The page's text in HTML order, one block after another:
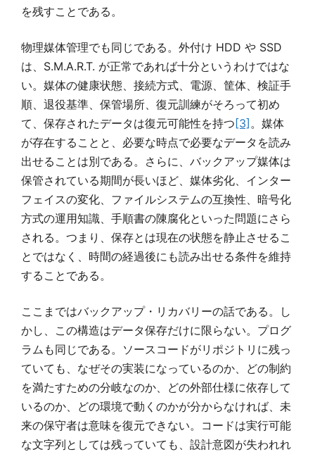
を残すことである。
物理媒体管理でも同じである。外付け HDD や SSD
は、S.M.A.R.T. が正常であれば十分というわけではな
い。媒体の健康状態、接続方式、電源、筐体、検証手
順、退役基準、保管場所、復元訓練がそろって初め
て、保存されたデータは復元可能性を持つ[3] 。媒体
が存在することと、必要な時点で必要なデータを読み
出せることは別である。さらに、バックアップ媒体は
保管されている期間が長いほど、媒体劣化、インター
フェイスの変化、ファイルシステムの互換性、暗号化
方式の運用知識、手順書の陳腐化といった問題にさら
される。つまり、保存とは現在の状態を静止させるこ
とではなく、時間の経過後にも読み出せる条件を維持
することである。
ここまではバックアップ・リカバリーの話である。し
かし、この構造はデータ保存だけに限らない。プログ
ラムも同じである。ソースコードがリポジトリに残っ
ていても、なぜその実装になっているのか、どの制約
を満たすための分岐なのか、どの外部仕様に依存して
いるのか、どの環境で動くのかが分からなければ、未
来の保守者は意味を復元できない。コードは実行可能
な文字列としては残っていても、設計意図が失われれ